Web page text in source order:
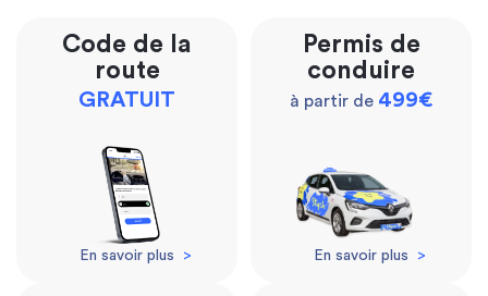
Code de la
route
GRATUIT
En savoir plus >
Permis de
conduire
à partir de 499€
En savoir plus >